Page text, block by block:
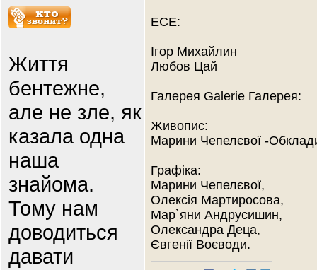
Життя
бентежне,
але не зле, як
казала одна
наша
знайома.
Тому нам
доводиться
давати
ЕСЕ:
Ігор Михайлин
Любов Цай
Галерея Galerie Галерея:
Живопис:
Марини Чепелєвої -
Графіка:
Марини Чепелєвої,
Олексія Мартиросова,
Мар`яни Андрусишин,
Олександра Деца,
Євгенії Воєводи.